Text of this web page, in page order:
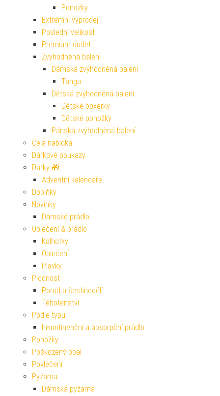
Ponožky
Extrémní výprodej
Poslední velikost
Premium outlet
Zvýhodněná balení
Dámská zvýhodněná balení
Tanga
Dětská zvýhodněná balení
Dětské boxerky
Dětské ponožky
Pánská zvýhodněná balení
Celá nabídka
Dárkové poukazy
Dárky 🎁
Adventní kalendáře
Doplňky
Novinky
Dámské prádlo
Oblečení & prádlo
Kalhotky
Oblečení
Plavky
Plodnost
Porod a šestinedělí
Těhotenství
Podle typu
Inkontinenční a absorpční prádlo
Ponožky
Poškozený obal
Povlečení
Pyžama
Dámská pyžama